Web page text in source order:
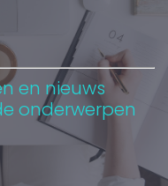
en nieuws
onderwerpen